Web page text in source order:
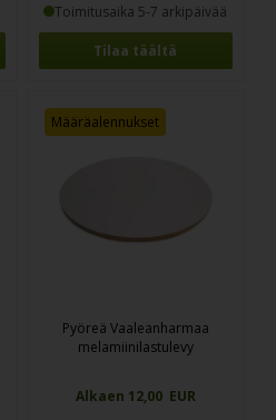
Toimitusaika 5-7 arkipäivää
Tilaa täältä
Määräalennukset
Pyöreä Vaaleanharmaa
melamiinilastulevy
Alkaen 12,00 EUR